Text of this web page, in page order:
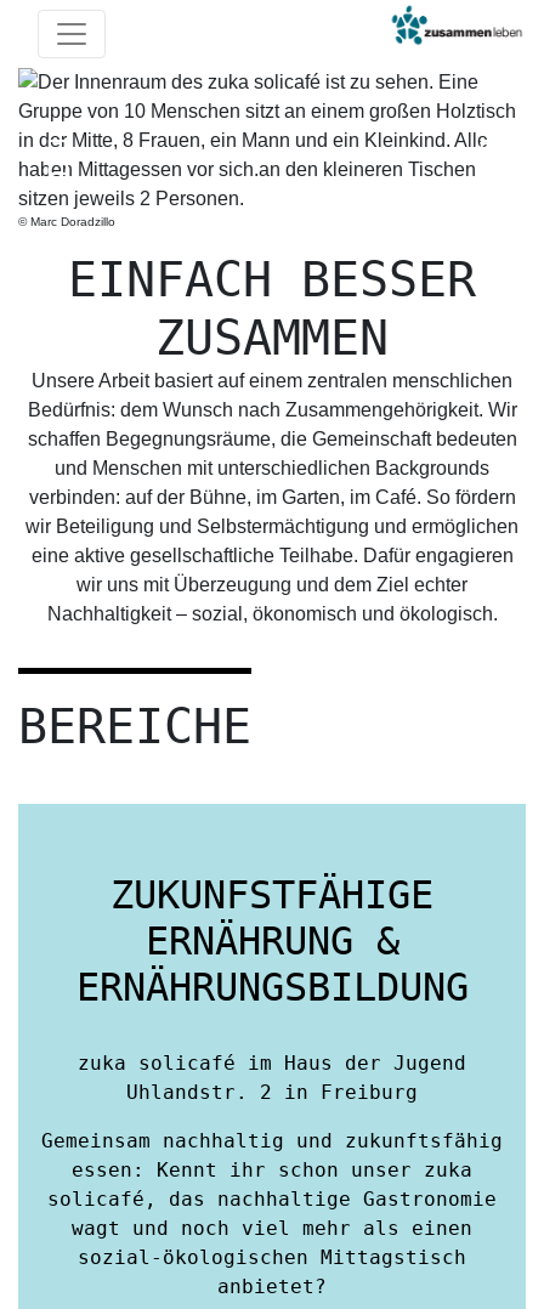
© Marc Doradzillo
Previous
EINFACH BESSER
ZUSAMMEN
Unsere Arbeit basiert auf einem zentralen menschlichen
Bedürfnis: dem Wunsch nach Zusammengehörigkeit. Wir
schaffen Begegnungsräume, die Gemeinschaft bedeuten
und Menschen mit unterschiedlichen Backgrounds
verbinden: auf der Bühne, im Garten, im Café. So fördern
wir Beteiligung und Selbstermächtigung und ermöglichen
eine aktive gesellschaftliche Teilhabe. Dafür engagieren
wir uns mit Überzeugung und dem Ziel echter
Nachhaltigkeit – sozial, ökonomisch und ökologisch.
BEREICHE
ZUKUNFSTFÄHIGE
ERNÄHRUNG &
ERNÄHRUNGSBILDUNG
zuka solicafé im Haus der Jugend
Uhlandstr. 2 in Freiburg
Gemeinsam nachhaltig und zukunftsfähig
essen: Kennt ihr schon unser zuka
solicafé, das nachhaltige Gastronomie
wagt und noch viel mehr als einen
sozial-ökologischen Mittagstisch
anbietet?